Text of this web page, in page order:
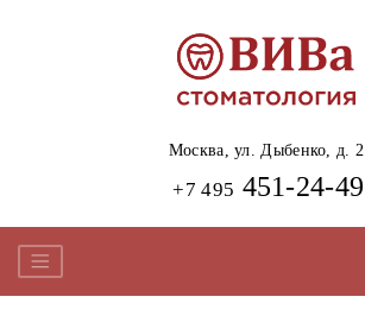
Москва,ул. Дыбенко, д. 2
+7 495 451-24-49